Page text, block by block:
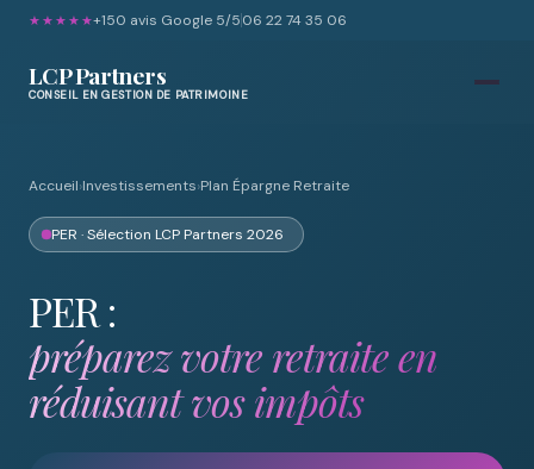
★★★★★+150 avis Google 5/506 22 74 35 06
LCP Partners
CONSEIL EN GESTION DE PATRIMOINE
Accueil›Investissements›Plan Épargne Retraite
PER · Sélection LCP Partners 2026
PER :
préparez votre retraite en
réduisant vos impôts